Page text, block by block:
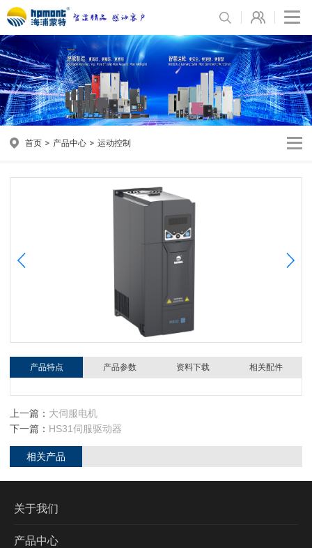
首页 产品中心 运动控制
产品特点 产品参数 资料下载 相关配件
上一篇： 大伺服电机
下一篇： HS31伺服驱动器
相关产品
关于我们
产品中心